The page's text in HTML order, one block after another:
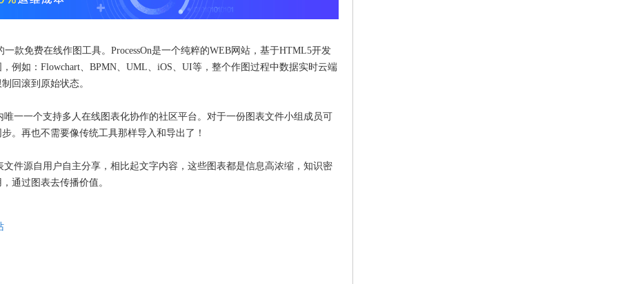
一款免费在线作图工具。ProcessOn是一个纯粹的WEB网站，基于HTML5开发
例如：Flowchart、BPMN、UML、iOS、UI等，整个作图过程中数据实时云端
回滚到原始状态。
唯一一个支持多人在线图表化协作的社区平台。对于一份图表文件小组成员可
。再也不需要像传统工具那样导入和导出了！
文件源自用户自主分享，相比起文字内容，这些图表都是信息高浓缩，知识密
通过图表去传播价值。